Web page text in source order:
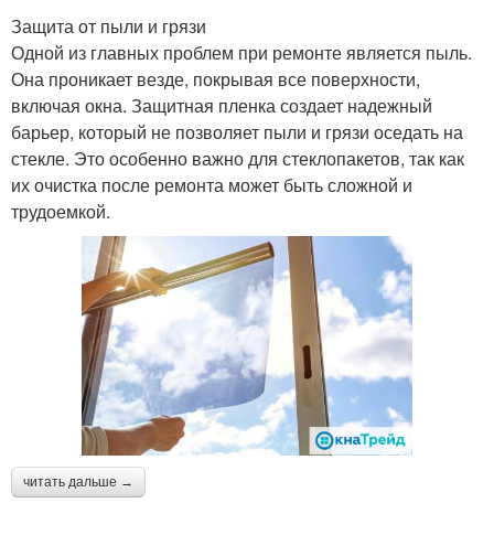
Защита от пыли и грязи
Одной из главных проблем при ремонте является пыль.
Она проникает везде, покрывая все поверхности,
включая окна. Защитная пленка создает надежный
барьер, который не позволяет пыли и грязи оседать на
стекле. Это особенно важно для стеклопакетов, так как
их очистка после ремонта может быть сложной и
трудоемкой.
читать дальше →